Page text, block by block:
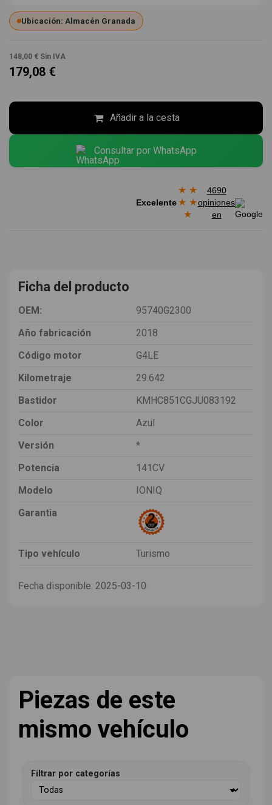
Ubicación: Almacén Granada
148,00 € Sin IVA
179,08 €
Añadir a la cesta
Consultar por WhatsApp
Excelente
★ ★
★ ★
★
4690
opiniones
en
Ficha del producto
OEM:
95740G2300
Año fabricación
2018
Código motor
G4LE
Kilometraje
29.642
Bastidor
KMHC851CGJU083192
Color
Azul
Versión
*
Potencia
141CV
Modelo
IONIQ
Garantia
Tipo vehículo Turismo
Fecha disponible: 2025-03-10
Piezas de este
mismo vehículo
Filtrar por categorías